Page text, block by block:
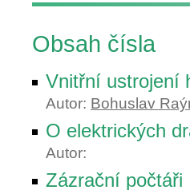
Obsah čísla
Vnitřní ustrojení
Autor: Bohuslav
O elektrických
Autor:
Zázrační počtáři